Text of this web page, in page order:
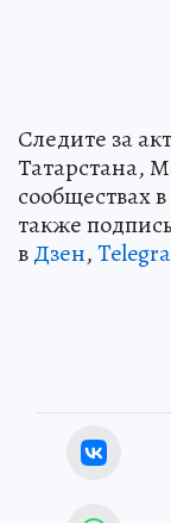
Следите за
Татарстана,
сообществах в
также
вДзен,